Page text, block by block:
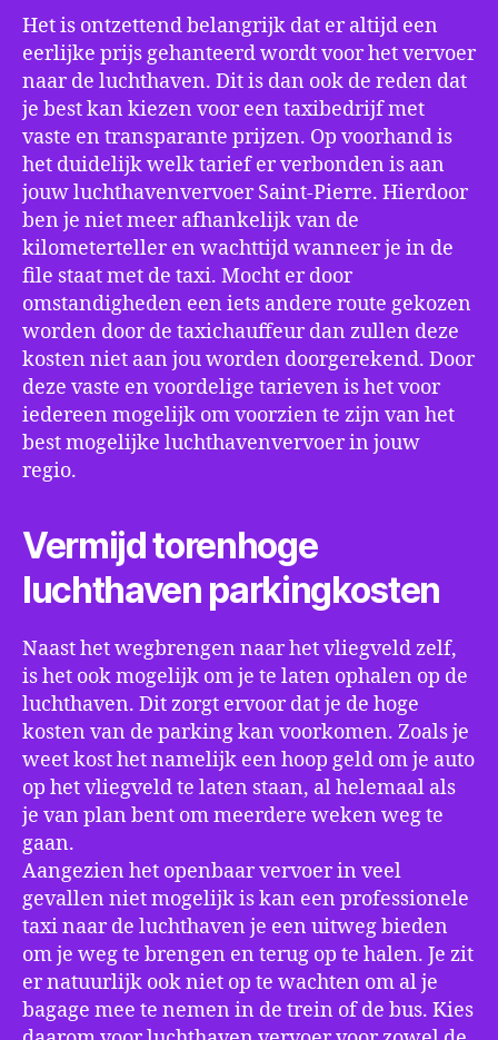
Het is ontzettend belangrijk dat er altijd een
eerlijke prijs gehanteerd wordt voor het vervoer
naar de luchthaven. Dit is dan ook de reden dat
je best kan kiezen voor een taxibedrijf met
vaste en transparante prijzen. Op voorhand is
het duidelijk welk tarief er verbonden is aan
jouw luchthavenvervoer Saint-Pierre. Hierdoor
ben je niet meer afhankelijk van de
kilometerteller en wachttijd wanneer je in de
file staat met de taxi. Mocht er door
omstandigheden een iets andere route gekozen
worden door de taxichauffeur dan zullen deze
kosten niet aan jou worden doorgerekend. Door
deze vaste en voordelige tarieven is het voor
iedereen mogelijk om voorzien te zijn van het
best mogelijke luchthavenvervoer in jouw
regio.
Vermijd torenhoge
luchthaven parkingkosten
Naast het wegbrengen naar het vliegveld zelf,
is het ook mogelijk om je te laten ophalen op de
luchthaven. Dit zorgt ervoor dat je de hoge
kosten van de parking kan voorkomen. Zoals je
weet kost het namelijk een hoop geld om je auto
op het vliegveld te laten staan, al helemaal als
je van plan bent om meerdere weken weg te
gaan.
Aangezien het openbaar vervoer in veel
gevallen niet mogelijk is kan een professionele
taxi naar de luchthaven je een uitweg bieden
om je weg te brengen en terug op te halen. Je zit
er natuurlijk ook niet op te wachten om al je
bagage mee te nemen in de trein of de bus. Kies